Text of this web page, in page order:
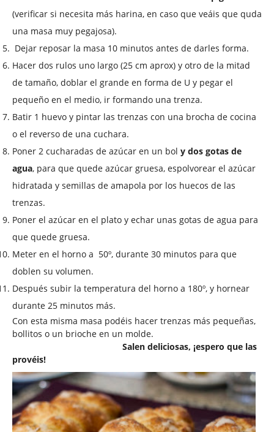
(verificar si necesita más harina, en caso que veáis que quda
una masa muy pegajosa).
Dejar reposar la masa 10 minutos antes de darles forma.
Hacer dos rulos uno largo (25 cm aprox) y otro de la mitad
de tamaño, doblar el grande en forma de U y pegar el
pequeño en el medio, ir formando una trenza.
Batir 1 huevo y pintar las trenzas con una brocha de cocina
o el reverso de una cuchara.
Poner 2 cucharadas de azúcar en un bol y dos gotas de
agua, para que quede azúcar gruesa, espolvorear el azúcar
hidratada y semillas de amapola por los huecos de las
trenzas.
Poner el azúcar en el plato y echar unas gotas de agua para
que quede gruesa.
Meter en el horno a 50º, durante 30 minutos para que
doblen su volumen.
Después subir la temperatura del horno a 180º, y hornear
durante 25 minutos más.
Con esta misma masa podéis hacer trenzas más pequeñas,
bollitos o un brioche en un molde.
Salen deliciosas, ¡espero que las
provéis!